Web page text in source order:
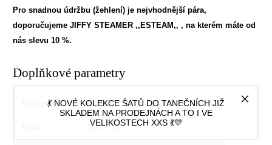
💃 NOVÉ KOLEKCE ŠATŮ DO TANEČNÍCH JIŽ
SKLADEM NA PRODEJNÁCH A TO I VE
VELIKOSTECH XXS 💃💛
Pro snadnou údržbu (žehlení) je nejvhodnější pára,
doporučujemeJIFFY STEAMER ,,ESTEAM,, , na kterém máte od
nás slevu 10 %.
Doplňkové parametry
Kategorie: Šaty
9036756